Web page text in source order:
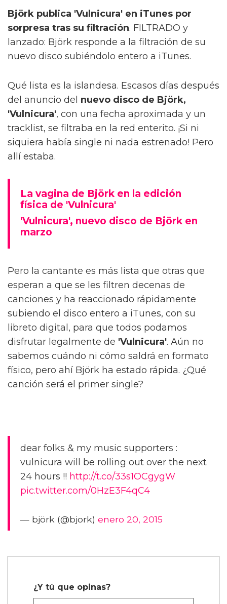
Björk publica 'Vulnicura' en iTunes por
sorpresa tras su filtración. FILTRADO y
lanzado: Björk responde a la filtración de su
nuevo disco subiéndolo entero a iTunes.
Qué lista es la islandesa. Escasos días después
del anuncio del nuevo disco de Björk,
'Vulnicura', con una fecha aproximada y un
tracklist, se filtraba en la red enterito. ¡Si ni
siquiera había single ni nada estrenado! Pero
allí estaba.
La vagina de Björk en la edición
física de 'Vulnicura'
'Vulnicura', nuevo disco de Björk en
marzo
Pero la cantante es más lista que otras que
esperan a que se les filtren decenas de
canciones y ha reaccionado rápidamente
subiendo el disco entero a iTunes, con su
libreto digital, para que todos podamos
disfrutar legalmente de 'Vulnicura'. Aún no
sabemos cuándo ni cómo saldrá en formato
físico, pero ahí Björk ha estado rápida. ¿Qué
canción será el primer single?
dear folks & my music supporters :
vulnicura will be rolling out over the next
24 hours !! http://t.co/33s1OCgygW
pic.twitter.com/0HzE3F4qC4
— björk (@bjork) enero 20, 2015
¿Y tú que opinas?